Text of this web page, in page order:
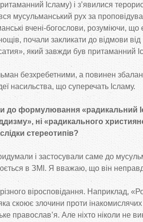
Ісламу) і з’явилися
мусульманський рух за
вчені-богослови, розуміючи, що є
почали закликати до відмови
який завжди був притаманний
безхребетними, а повинен
насильства, що суперечать Ісламу.
до формулювання «радикальний
ні «радикального
стереотипів?
і застосували саме до
в ЗМІ. Я вважаю, що він
віросповідання. Наприклад,
скоює злочини проти
православ’я. Але ніхто ніколи не